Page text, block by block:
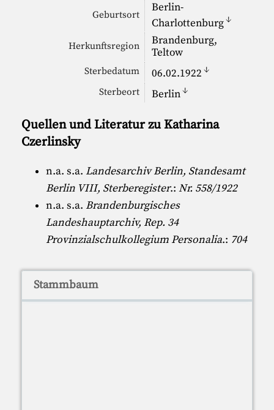
Geburtsort
Berlin-
Charlottenburg↓
Herkunftsregion
Brandenburg,
Teltow
Sterbedatum 06.02.1922 ↓
Sterbeort Berlin↓
Quellen und Literatur zu Katharina
Czerlinsky
n.a. s.a. Landesarchiv Berlin, Standesamt
Berlin VIII, Sterberegister.:Nr. 558/1922
n.a. s.a. Brandenburgisches
Landeshauptarchiv, Rep. 34
Provinzialschulkollegium Personalia.: 704
Stammbaum